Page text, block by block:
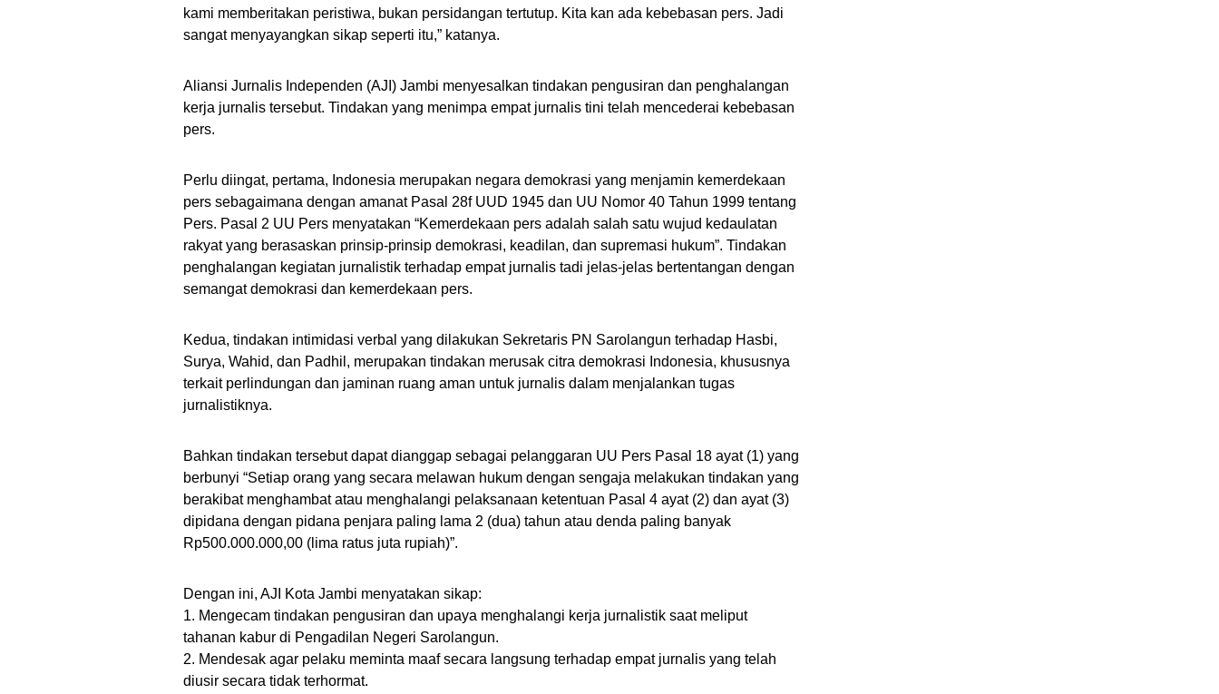
kami memberitakan peristiwa, bukan persidangan tertutup. Kita kan ada kebebasan pers. Jadi
sangat menyayangkan sikap seperti itu,” katanya.
Aliansi Jurnalis Independen (AJI) Jambi menyesalkan tindakan pengusiran dan penghalangan
kerja jurnalis tersebut. Tindakan yang menimpa empat jurnalis tini telah mencederai kebebasan
pers.
Perlu diingat, pertama, Indonesia merupakan negara demokrasi yang menjamin kemerdekaan
pers sebagaimana dengan amanat Pasal 28f UUD 1945 dan UU Nomor 40 Tahun 1999 tentang
Pers. Pasal 2 UU Pers menyatakan “Kemerdekaan pers adalah salah satu wujud kedaulatan
rakyat yang berasaskan prinsip-prinsip demokrasi, keadilan, dan supremasi hukum”. Tindakan
penghalangan kegiatan jurnalistik terhadap empat jurnalis tadi jelas-jelas bertentangan dengan
semangat demokrasi dan kemerdekaan pers.
Kedua, tindakan intimidasi verbal yang dilakukan Sekretaris PN Sarolangun terhadap Hasbi,
Surya, Wahid, dan Padhil, merupakan tindakan merusak citra demokrasi Indonesia, khususnya
terkait perlindungan dan jaminan ruang aman untuk jurnalis dalam menjalankan tugas
jurnalistiknya.
Bahkan tindakan tersebut dapat dianggap sebagai pelanggaran UU Pers Pasal 18 ayat (1) yang
berbunyi “Setiap orang yang secara melawan hukum dengan sengaja melakukan tindakan yang
berakibat menghambat atau menghalangi pelaksanaan ketentuan Pasal 4 ayat (2) dan ayat (3)
dipidana dengan pidana penjara paling lama 2 (dua) tahun atau denda paling banyak
Rp500.000.000,00 (lima ratus juta rupiah)”.
Dengan ini, AJI Kota Jambi menyatakan sikap:
1. Mengecam tindakan pengusiran dan upaya menghalangi kerja jurnalistik saat meliput
tahanan kabur di Pengadilan Negeri Sarolangun.
2. Mendesak agar pelaku meminta maaf secara langsung terhadap empat jurnalis yang telah
diusir secara tidak terhormat.